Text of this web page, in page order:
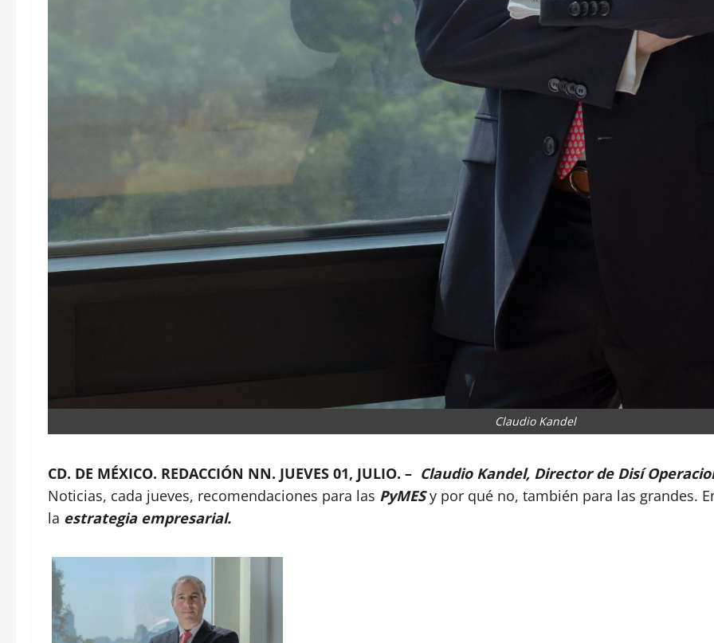
Claudio Kandel
CD. DE MÉXICO. REDACCIÓN NN. JUEVES 01, JULIO. – Claudio Kandel, Director de Disí
Noticias, cada jueves, recomendaciones para las PyMESy por qué no, también para las grandes.
la estrategia empresarial.